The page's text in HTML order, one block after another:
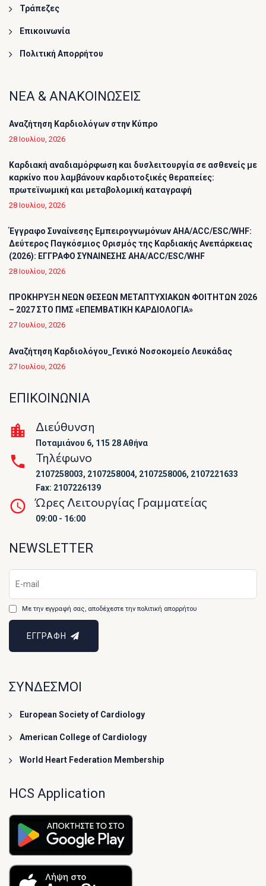
Τράπεζες
Επικοινωνία
Πολιτική Απορρήτου
ΝΕΑ & ΑΝΑΚΟΙΝΩΣΕΙΣ
Αναζήτηση Καρδιολόγων στην Κύπρο
28 Ιουλίου, 2026
Καρδιακή αναδιαμόρφωση και δυσλειτουργία σε ασθενείς με
καρκίνο που λαμβάνουν καρδιοτοξικές θεραπείες:
πρωτεϊνωμική και μεταβολομική καταγραφή
28 Ιουλίου, 2026
Έγγραφο Συναίνεσης Εμπειρογνωμόνων AHA/ACC/ESC/WHF:
Δεύτερος Παγκόσμιος Ορισμός της Καρδιακής Ανεπάρκειας
(2026): ΕΓΓΡΑΦΟ ΣΥΝΑΙΝΕΣΗΣ AHA/ACC/ESC/WHF
28 Ιουλίου, 2026
ΠΡΟΚΗΡΥΞΗ ΝΕΩΝ ΘΕΣΕΩΝ ΜΕΤΑΠΤΥΧΙΑΚΩΝ ΦΟΙΤΗΤΩΝ 2026
– 2027 ΣΤΟ ΠΜΣ «ΕΠΕΜΒΑΤΙΚΗ ΚΑΡΔΙΟΛΟΓΙΑ»
27 Ιουλίου, 2026
Αναζήτηση Καρδιολόγου_Γενικό Νοσοκομείο Λευκάδας
27 Ιουλίου, 2026
ΕΠΙΚΟΙΝΩΝΙΑ
Διεύθυνση
Ποταμιάνου 6, 115 28 Αθήνα
Τηλέφωνο
2107258003, 2107258004, 2107258006, 2107221633
Fax: 2107226139
Ώρες Λειτουργίας Γραμματείας
09:00 - 16:00
NEWSLETTER
Με την εγγραφή σας, αποδέχεστε την πολιτική απορρήτου
ΕΓΓΡΑΦΗ
ΣΥΝΔΕΣΜΟΙ
European Society of Cardiology
American College of Cardiology
World Heart Federation Membership
HCS Application